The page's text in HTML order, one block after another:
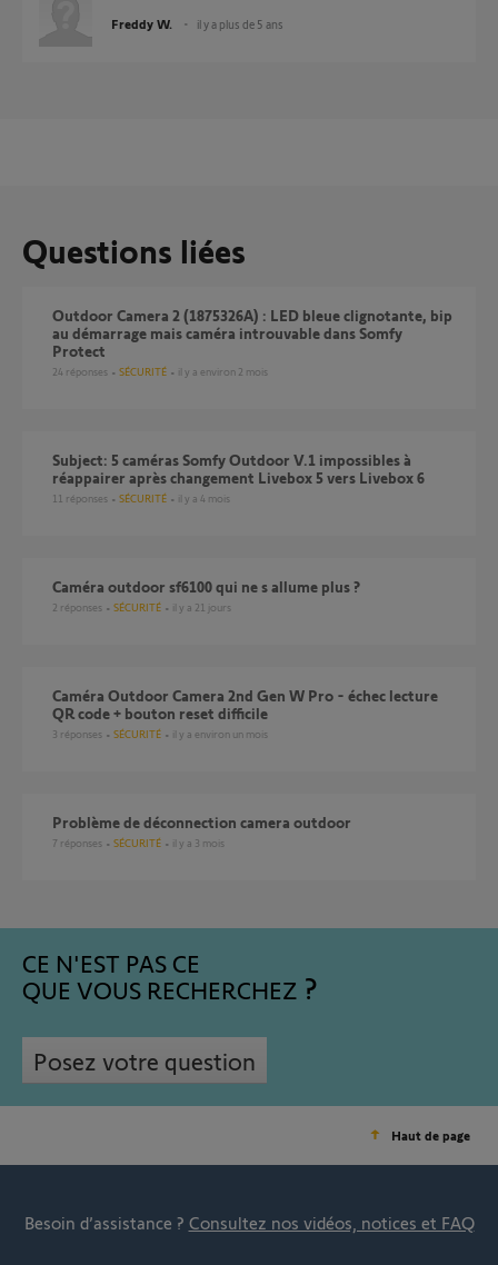
Freddy W. il y a plus de 5 ans
Questions liées
Outdoor Camera 2 (1875326A) : LED bleue clignotante, bip
au démarrage mais caméra introuvable dans Somfy
Protect
24 réponses SÉCURITÉ il y a environ 2 mois
Subject: 5 caméras Somfy Outdoor V.1 impossibles à
réappairer après changement Livebox 5 vers Livebox 6
11 réponses SÉCURITÉ il y a 4 mois
Caméra outdoor sf6100 qui ne s allume plus ?
2 réponses SÉCURITÉ il y a 21 jours
Caméra Outdoor Camera 2nd Gen W Pro - échec lecture
QR code + bouton reset difficile
3 réponses SÉCURITÉ il y a environ un mois
Problème de déconnection camera outdoor
7 réponses SÉCURITÉ il y a 3 mois
CE N'EST PAS CE
QUE VOUS RECHERCHEZ
Posez votre question
Haut de page
Besoin d’assistance ? Consultez nos vidéos, notices et FAQ